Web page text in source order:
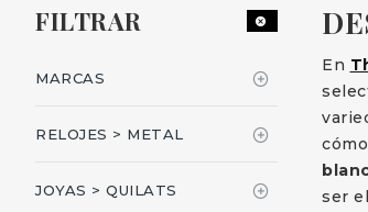
FILTRAR
MARCAS
JOYAS > QUILATS
RELOJES > METAL
En
ser